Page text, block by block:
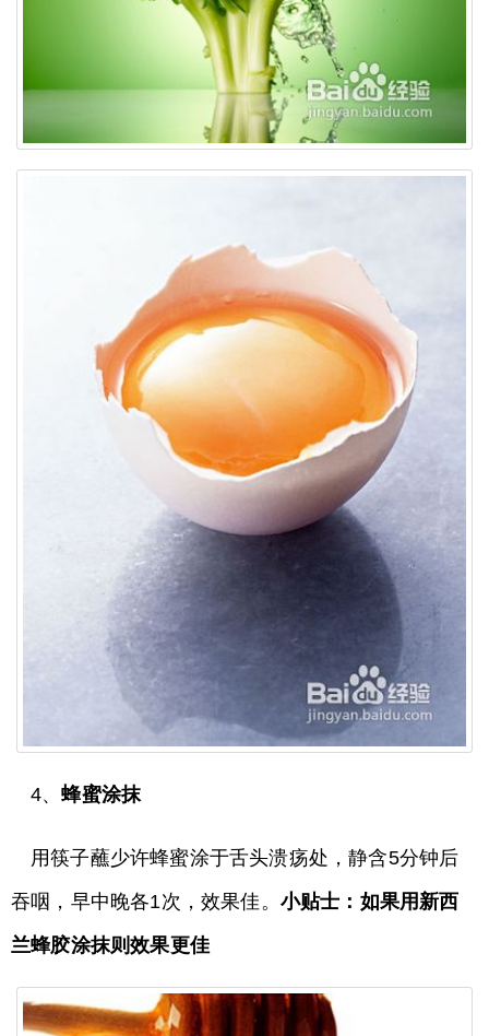
4、蜂蜜涂抹
用筷子蘸少许蜂蜜涂于舌头溃疡处，静含5分钟后
吞咽，早中晚各1次，效果佳。 小贴士：如果用新西
兰蜂胶涂抹则效果更佳